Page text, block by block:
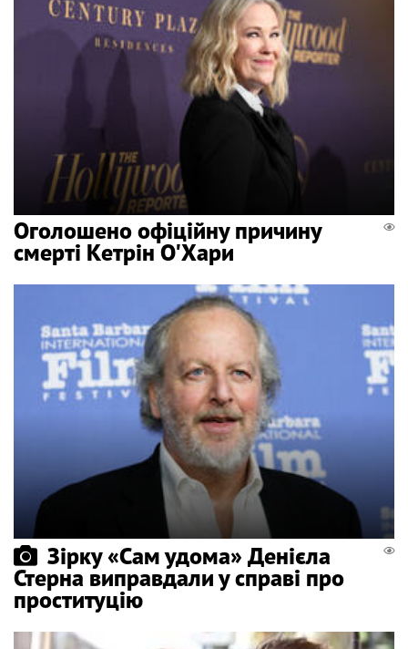
Оголошено офіційну причину
смерті Кетрін О'Хари
Зірку «Сам удома» Денієла
Стерна виправдали у справі про
проституцію